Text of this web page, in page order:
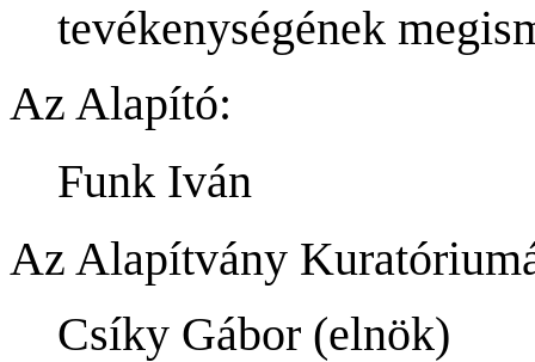
tevékenységének
Az Alapító:
Funk Iván
Az Alapítvány
Csíky Gábor (elnök)